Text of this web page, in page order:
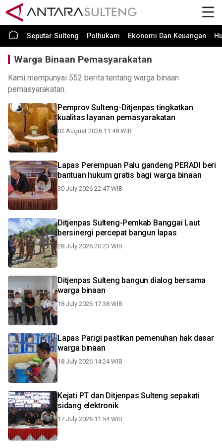
Seputar Sulteng Polhukam Ekonomi Dan Keuangan
Warga Binaan Pemasyarakatan
Kami mempunyai 552 berita tentang warga binaan
pemasyarakatan.
Pemprov Sulteng-Ditjenpas tingkatkan
kualitas layanan pemasyarakatan
02 August 2026 11:48 WIB
Lapas Perempuan Palu gandeng PERADI beri
bantuan hukum gratis bagi warga binaan
30 July 2026 22:47 WIB
Ditjenpas Sulteng-Pemkab Banggai Laut
bersinergi percepat bangun lapas
28 July 2026 20:23 WIB
Ditjenpas Sulteng bangun dialog bersama
warga binaan
18 July 2026 17:38 WIB
Lapas Parigi pastikan pemenuhan hak dasar
warga binaan
18 July 2026 14:24 WIB
Kejati PT dan Ditjenpas Sulteng sepakati
sidang elektronik
17 July 2026 11:54 WIB